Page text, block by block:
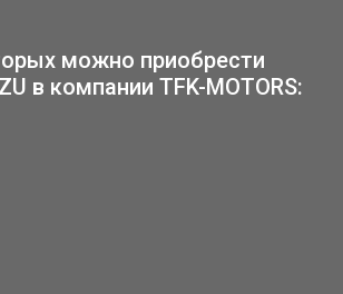
можно приобрести
в компании TFK-MOTORS: